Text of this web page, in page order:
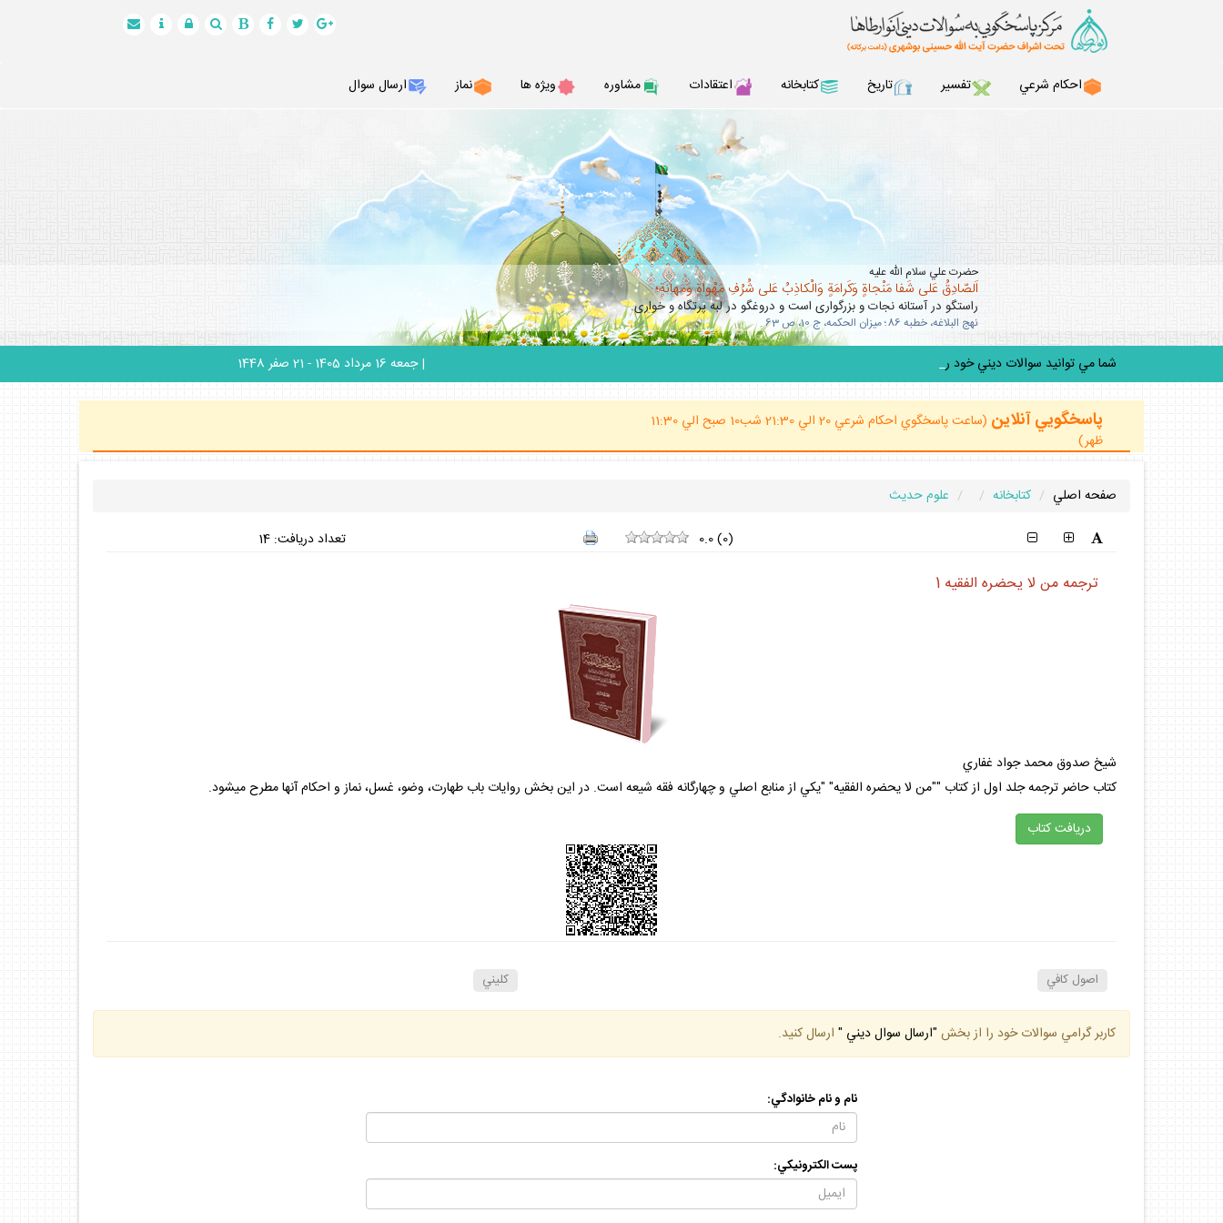
احكام شرعي تفسير تاريخ كتابخانه اعتقادات مشاوره ويژه ها نماز ارسال سوال
حضرت علي سلام الله عليه
اَلصّادِقُ عَلى شَفا مَنْجاةٍ وَكَرامَةٍ وَالْكاذِبُ عَلى شُرُفِ مَهْواةٍ وَمَهانَةٍ؛
راستگو در آستانه نجات و بزرگوارى است و دروغگو در لبه پرتگاه و خوارى.
نهج البلاغه، خطبه 86؛ ميزان الحكمه، ج 10، ص 63 .
شما مي توانيد سوالات ديني خود را به | جمعه 16 مرداد 1405 - 21 صفر 1448
پاسخگويي آنلاين
(ساعت پاسخگوي احكام شرعي 20 الي 21:30 شب10 صبح الي 11:30
ظهر)
صفحه اصلي كتابخانه
علوم حديث
0.0(0) تعداد دريافت: 14
ترجمه من لا يحضره الفقيه 1
شيخ صدوق محمد جواد غفاري
كتاب حاضر ترجمه جلد اول از كتاب ""من لا يحضره الفقيه" "يكي از منابع اصلي و چهارگانه فقه شيعه است. در اين بخش روايات باب طهارت، وضو، غسل، نماز و احكام آنها مطرح مي­شود.
دريافت كتاب
اصول كافي كليني
كاربر گرامي سوالات خود را از بخش "ارسال سوال ديني " ارسال كنيد.
نام و نام خانوادگي:
پست الكترونيكي: